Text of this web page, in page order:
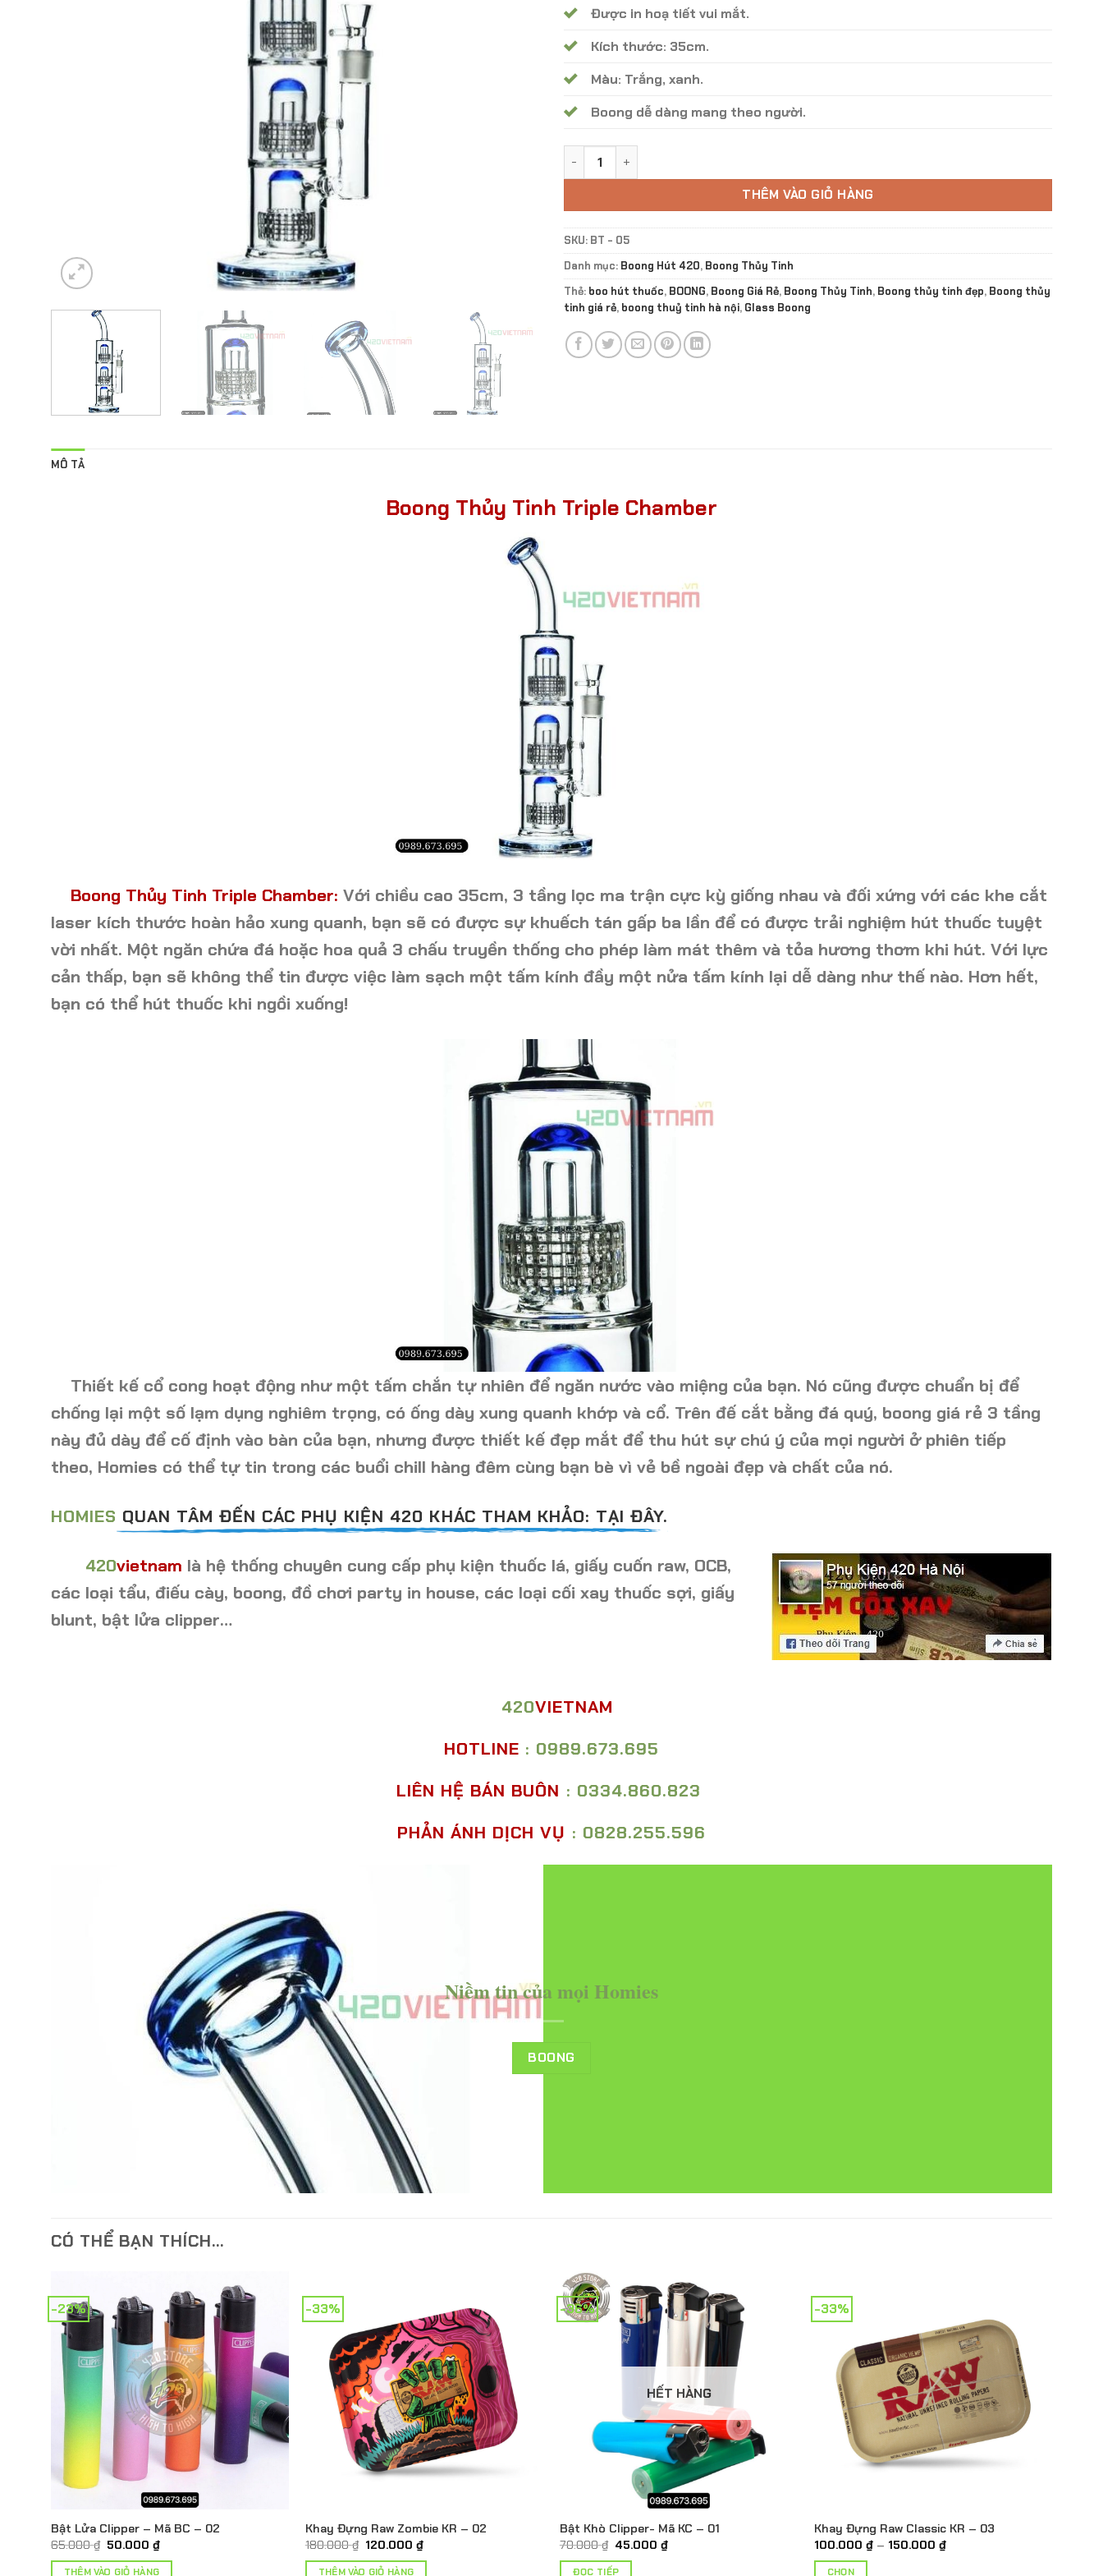
Được in hoạ tiết vui mắt.
Kích thước: 35cm.
Màu: Trắng, xanh.
Boong dễ dàng mang theo người.
THÊM VÀO GIỎ HÀNG
SKU: BT - 05
Danh mục: Boong Hút 420, Boong Thủy Tinh
Thẻ: boo hút thuốc, BOONG, Boong Giá Rẻ, Boong Thủy Tinh, Boong thủy tinh đẹp, Boong thủy
tinh giá rẻ, boong thuỷ tinh hà nội, Glass Boong
MÔ TẢ
Boong Thủy Tinh Triple Chamber
Boong Thủy Tinh Triple Chamber: Với chiều cao 35cm, 3 tầng lọc ma trận cực kỳ giống nhau và đối xứng với các khe cắt
laser kích thước hoàn hảo xung quanh, bạn sẽ có được sự khuếch tán gấp ba lần để có được trải nghiệm hút thuốc tuyệt
vời nhất. Một ngăn chứa đá hoặc hoa quả 3 chấu truyền thống cho phép làm mát thêm và tỏa hương thơm khi hút. Với lực
cản thấp, bạn sẽ không thể tin được việc làm sạch một tấm kính đầy một nửa tấm kính lại dễ dàng như thế nào. Hơn hết,
bạn có thể hút thuốc khi ngồi xuống!
Thiết kế cổ cong hoạt động như một tấm chắn tự nhiên để ngăn nước vào miệng của bạn. Nó cũng được chuẩn bị để
chống lại một số lạm dụng nghiêm trọng, có ống dày xung quanh khớp và cổ. Trên đế cắt bằng đá quý, boong giá rẻ 3 tầng
này đủ dày để cố định vào bàn của bạn, nhưng được thiết kế đẹp mắt để thu hút sự chú ý của mọi người ở phiên tiếp
theo, Homies có thể tự tin trong các buổi chill hàng đêm cùng bạn bè vì vẻ bề ngoài đẹp và chất của nó.
HOMIES QUAN TÂM ĐẾN CÁC PHỤ KIỆN 420 KHÁC THAM KHẢO: TẠI ĐÂY.
420vietnam là hệ thống chuyên cung cấp phụ kiện thuốc lá, giấy cuốn raw, OCB,
các loại tẩu, điếu cày, boong, đồ chơi party in house, các loại cối xay thuốc sợi, giấy
blunt, bật lửa clipper…
420VIETNAM
HOTLINE : 0989.673.695
LIÊN HỆ BÁN BUÔN : 0334.860.823
PHẢN ÁNH DỊCH VỤ : 0828.255.596
Niềm tin của mọi Homies
BOONG
CÓ THỂ BẠN THÍCH…
-23%
Bật Lửa Clipper – Mã BC – 02
65.000₫ Giá
là:
50.000₫Giá
THÊM VÀO GIỎ HÀNG
-33%
Khay Đựng Raw Zombie KR – 02
180.000₫ Giá
là:
120.000₫Giá
THÊM VÀO GIỎ HÀNG
-36%
HẾT HÀNG
Bật Khò Clipper- Mã KC – 01
70.000₫ Giá
là:
45.000₫Giá
ĐỌC TIẾP
-33%
Khay Đựng Raw Classic KR – 03
100.000 ₫ – 150.000 ₫Khoảng
CHỌN